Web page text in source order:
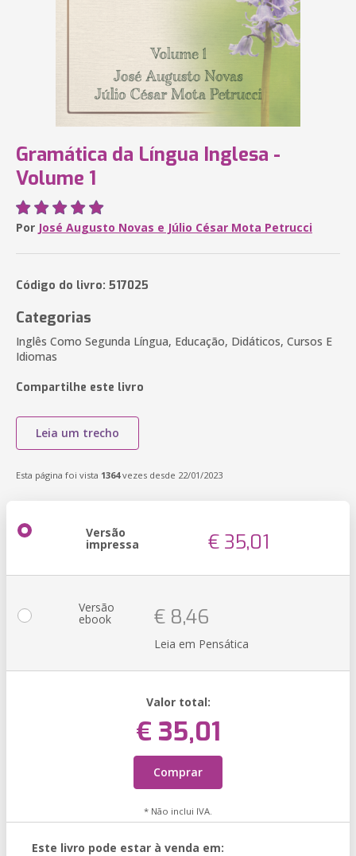
Gramática da Língua Inglesa -
Volume 1
Por José Augusto Novas e Júlio César Mota Petrucci
Código do livro: 517025
Categorias
Inglês Como Segunda Língua, Educação, Didáticos, Cursos E
Idiomas
Compartilhe este livro
Leia um trecho
Esta página foi vista 1364vezes desde 22/01/2023
Versão
impressa € 35,01
Versão
ebook € 8,46
Leia em Pensática
Valor total:
€ 35,01
Comprar
* Não inclui IVA.
Este livro pode estar à venda em: